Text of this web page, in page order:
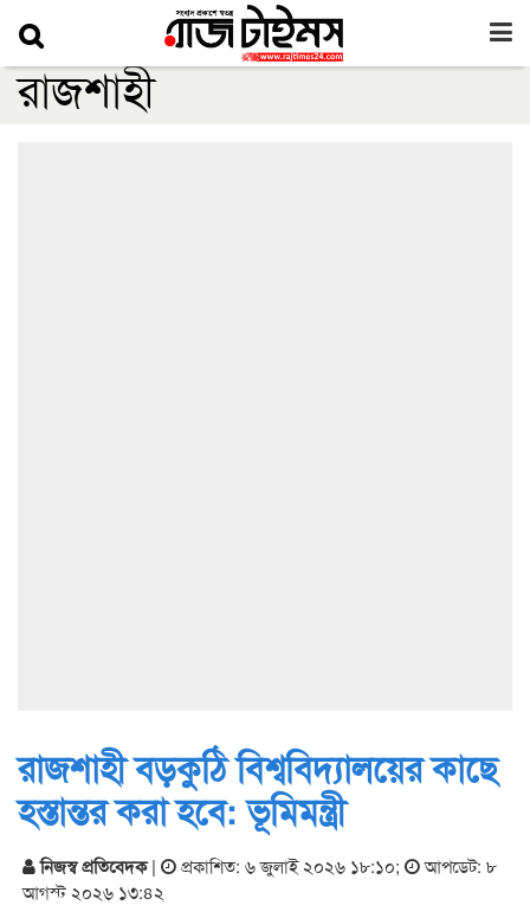
রাজশাহী
রাজশাহী বড়কুঠি বিশ্ববিদ্যালয়ের কাছে
হস্তান্তর করা হবে: ভূমিমন্ত্রী
নিজস্ব প্রতিবেদক| প্রকাশিত: ৬ জুলাই ২০২৬ ১৮:১০;
আপডেট: ৮
আগস্ট ২০২৬ ১৩:৪২